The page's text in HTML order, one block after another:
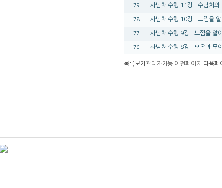
79 사념처 수행 11강 - 수념처와
78 사념처 수행 10강 - 느낌을
77 사념처 수행 9강 - 느낌을 알
76 사념처 수행 8강 - 오온과 무
목록보기 관리자기능 이전페이지 다음페